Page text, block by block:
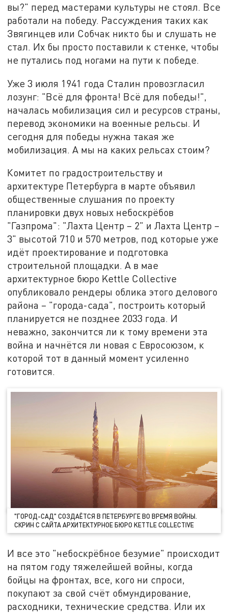
вы?" перед мастерами культуры не стоял. Все
работали на победу. Рассуждения таких как
Звягинцев или Собчак никто бы и слушать не
стал. Их бы просто поставили к стенке, чтобы
не путались под ногами на пути к победе.
Уже 3 июля 1941 года Сталин провозгласил
лозунг: "Всё для фронта! Всё для победы!",
началась мобилизация сил и ресурсов страны,
перевод экономики на военные рельсы. И
сегодня для победы нужна такая же
мобилизация. А мы на каких рельсах стоим?
Комитет по градостроительству и
архитектуре Петербурга в марте объявил
общественные слушания по проекту
планировки двух новых небоскрёбов
"Газпрома": "Лахта Центр – 2" и Лахта Центр –
3" высотой 710 и 570 метров, под которые уже
идёт проектирование и подготовка
строительной площадки. А в мае
архитектурное бюро Kettle Collective
опубликовало рендеры облика этого делового
района – "города-сада", построить который
планируется не позднее 2033 года. И
неважно, закончится ли к тому времени эта
война и начнётся ли новая с Евросоюзом, к
которой тот в данный момент усиленно
готовится.
"ГОРОД-САД" СОЗДАЁТСЯ В ПЕТЕРБУРГЕ ВО ВРЕМЯ ВОЙНЫ.
СКРИН С САЙТА АРХИТЕКТУРНОЕ БЮРО KETTLE COLLECTIVE
И все это "небоскрёбное безумие" происходит
на пятом году тяжелейшей войны, когда
бойцы на фронтах, все, кого ни спроси,
покупают за свой счёт обмундирование,
расходники, технические средства. Или их